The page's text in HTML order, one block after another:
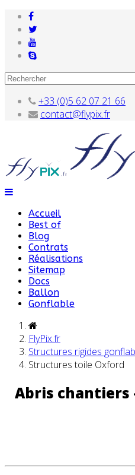
+33 (0)5 62 07 21 66
contact@flypix.fr
Accueil
Best of
Blog
Contrats
Réalisations
Sitemap
Docs
Ballon
Gonflable
FlyPix.fr
Structures rigides
Structures toile Oxford
Abris chantiers